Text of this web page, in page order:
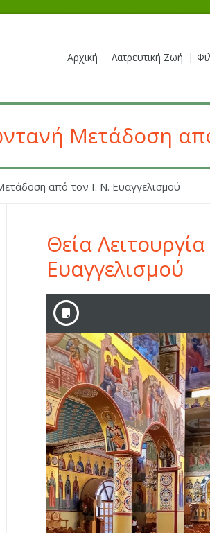
Αρχική Λατρευτική Ζωή
Μετάδοση
από τον Ι. Ν. Ευαγγελισμού
Θεία
Ευαγγελισμού